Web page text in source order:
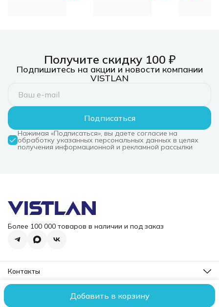
Добавить в корзину
Получите скидку 100 ₽
Подпишитесь на акции и новости компании
VISTLAN
Подписаться
Нажимая «Подписаться», вы даете согласие на
обработку указанных персональных данных в целях
получения информационной и рекламной рассылки
Более 100 000 товаров в наличии и под заказ
Контакты
Режим работы
2006 – 2026 ООО "ВИСТЛАН". Все права защищены.